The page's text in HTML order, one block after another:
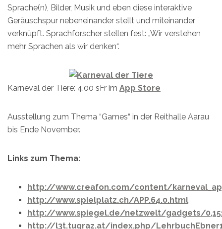
Sprache(n), Bilder, Musik und eben diese interaktive
Geräuschspur nebeneinander stellt und miteinander
verknüpft. Sprachforscher stellen fest: „Wir verstehen
mehr Sprachen als wir denken“.
Karneval der Tiere: 4.00 sFr im App Store
Ausstellung zum Thema “Games“ in der Reithalle Aarau
bis Ende November.
Links zum Thema:
http://www.creafon.com/content/
http://www.spielplatz.ch/APP.64.0.html
http://www.spiegel.de/netzwelt/gadgets/
http://l3t.tugraz.at/index.php/